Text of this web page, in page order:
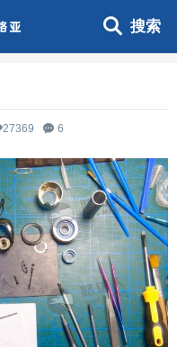
搜索
27369 6